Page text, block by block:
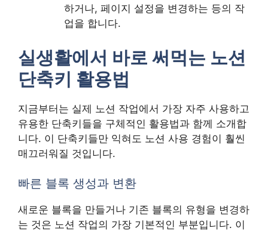
하거나, 페이지 설정을 변경하는 등의 작
업을 합니다.
실생활에서 바로 써먹는 노션
단축키 활용법
지금부터는 실제 노션 작업에서 가장 자주 사용하고
유용한 단축키들을 구체적인 활용법과 함께 소개합
니다. 이 단축키들만 익혀도 노션 사용 경험이 훨씬
매끄러워질 것입니다.
빠른 블록 생성과 변환
새로운 블록을 만들거나 기존 블록의 유형을 변경하
는 것은 노션 작업의 가장 기본적인 부분입니다. 이